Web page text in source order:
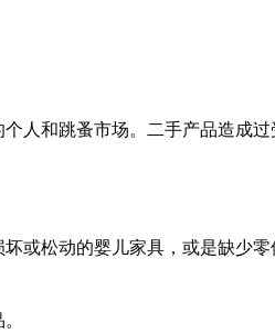
人和跳蚤市场。二手产品造成过
或松动的婴儿家具，或是缺少零